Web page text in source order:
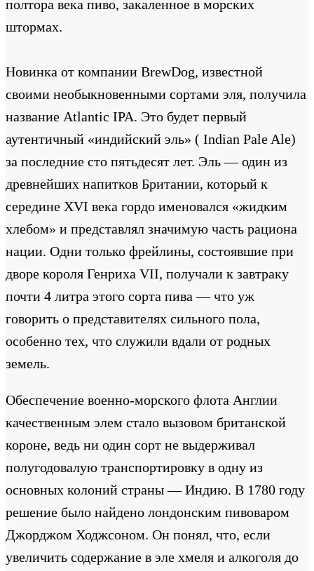
полтора века пиво, закаленное в морских
штормах.
Новинка от компании BrewDog, известной
своими необыкновенными сортами эля, получила
название Atlantic IPA. Это будет первый
аутентичный «индийский эль» ( Indian Pale Ale)
за последние сто пятьдесят лет. Эль — один из
древнейших напитков Британии, который к
середине XVI века гордо именовался «жидким
хлебом» и представлял значимую часть рациона
нации. Одни только фрейлины, состоявшие при
дворе короля Генриха VII, получали к завтраку
почти 4 литра этого сорта пива — что уж
говорить о представителях сильного пола,
особенно тех, что служили вдали от родных
земель.
Обеспечение военно-морского флота Англии
качественным элем стало вызовом британской
короне, ведь ни один сорт не выдерживал
полугодовалую транспортировку в одну из
основных колоний страны — Индию. В 1780 году
решение было найдено лондонским пивоваром
Джорджом Ходжсоном. Он понял, что, если
увеличить содержание в эле хмеля и алкоголя до